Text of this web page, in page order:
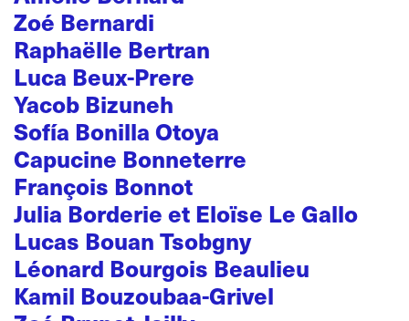
Zoé Bernardi
Raphaëlle Bertran
Luca Beux-Prere
Yacob Bizuneh
Sofía Bonilla Otoya
Capucine Bonneterre
François Bonnot
Julia Borderie et Eloïse Le Gallo
Lucas Bouan Tsobgny
Léonard Bourgois Beaulieu
Kamil Bouzoubaa-Grivel